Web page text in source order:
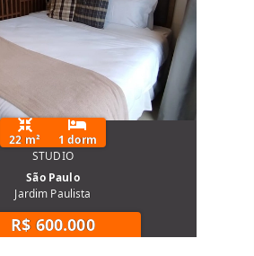
22 m²
1 dorm
STUDIO
São Paulo
Jardim Paulista
R$ 600.000